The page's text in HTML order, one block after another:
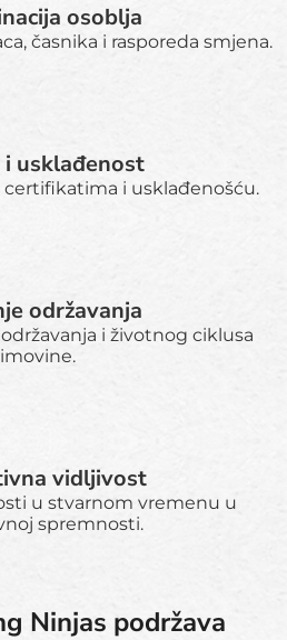
osoblja
časnika i rasporeda smjena.
i usklađenost
i usklađenošću.
održavanja
i životnog ciklusa
imovine.
vidljivost
u stvarnom vremenu u
spremnosti.
Ninjas podržava